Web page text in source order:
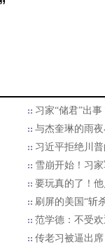
习家“储君”出
与杰奎琳的雨
习近平拒绝川普
雪崩开始！习
要玩真的了！
刷屏的美国“斩
范学德：不受
传老习被逼出